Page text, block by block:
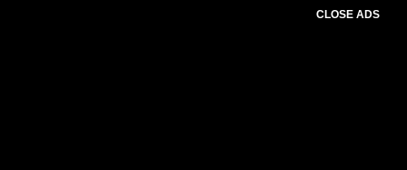
CLOSE ADS